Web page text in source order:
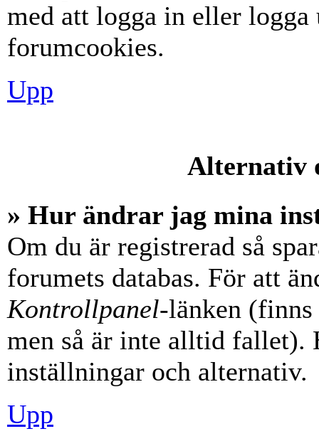
med att logga in eller
forumcookies.
Upp
Alternativ
» Hur ändrar jag mina
Om du är registrerad så
forumets databas. För att
Kontrollpanel-länken
men så är inte alltid fallet).
inställningar och alternativ.
Upp